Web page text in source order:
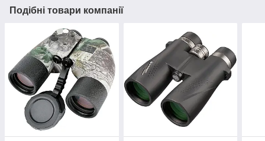
Подібні товари компанії